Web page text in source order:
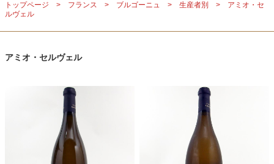
トップページ フランス ブルゴーニュ 生産者別
アミオ・セ
ルヴェル
アミオ・セルヴェル